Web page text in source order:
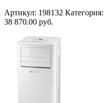
Артикул: 198132 Категория:
38 870.00 руб.